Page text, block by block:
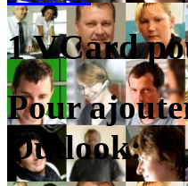
1 VCard
Pour
Outlook: